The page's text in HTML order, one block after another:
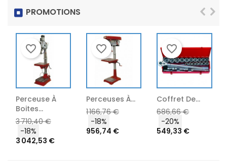
PROMOTIONS
Perceuse À
Boites...
Prix
habituel
3 710,40 €
-18%
3 042,53 €
favorite_border
Perceuses À...
Prix
habituel
1 166,76 €
-18%
956,74 €
favorite_border
Coffret De...
Prix
habituel
686,66 €
-20%
549,33 €
favorite_border